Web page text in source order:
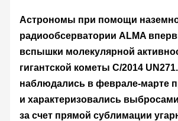
Астрономы при помощи
радиообсерватории ALMA
вспышки молекулярной
гигантской кометы C/2014
наблюдались в феврале-марте
и характеризовались
за счет прямой сублимации